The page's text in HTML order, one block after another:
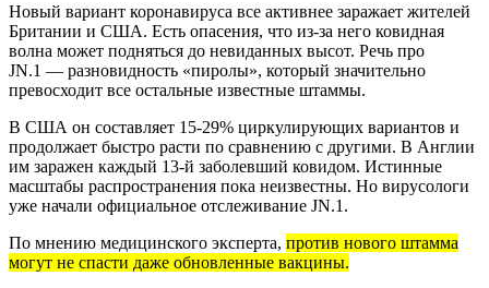
Новый вариант коронавируса все активнее заражает жителей
Британии и США. Есть опасения, что из-за него ковидная
волна может подняться до невиданных высот. Речь про
JN.1 — разновидность «пиролы», который значительно
превосходит все остальные известные штаммы.
В США он составляет 15-29% циркулирующих вариантов и
продолжает быстро расти по сравнению с другими. В Англии
им заражен каждый 13-й заболевший ковидом. Истинные
масштабы распространения пока неизвестны. Но вирусологи
уже начали официальное отслеживание JN.1.
По мнению медицинского эксперта, против нового штамма
могут не спасти даже обновленные вакцины.